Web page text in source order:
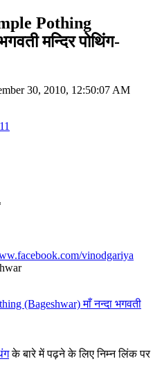
Pothing
मन्दिर पोथिंग-
30, 2010, 12:50:07 AM
11
vinodgariya
(Bageshwar) माँ नन्दा भगवती
के बारे में पढ़ने के लिए निम्न लिंक पर